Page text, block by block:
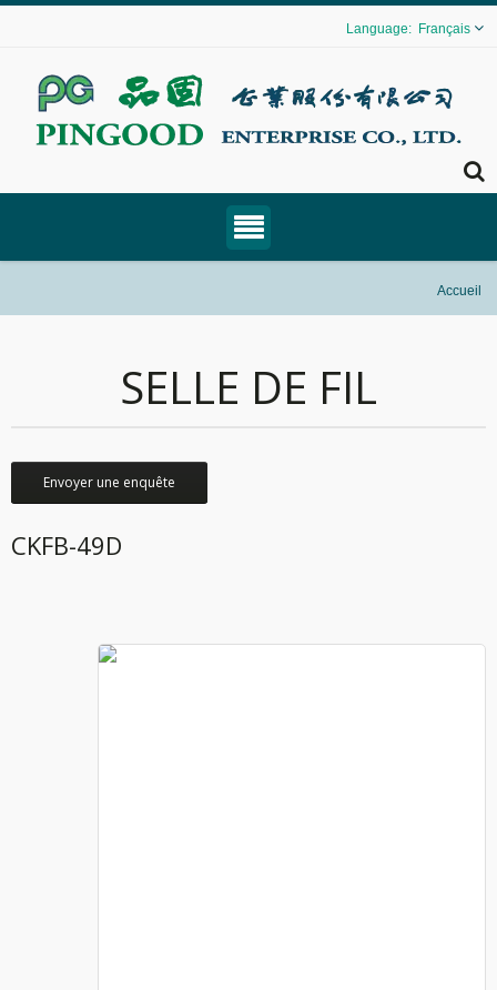
Français
Accueil
SELLE DE FIL
Envoyer une enquête
CKFB-49D